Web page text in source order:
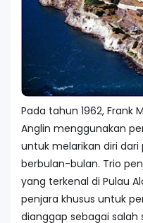
Pada tahun 1962, Frank
Anglin menggunakan
untuk melarikan diri
berbulan-bulan. Trio
yang terkenal di Pulau
penjara khusus untuk
dianggap sebagai salah